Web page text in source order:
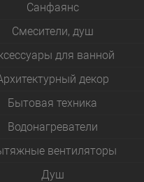
Санфаянс
Смесители, душ
для ванной
декор
Бытовая техника
Водонагреватели
вентиляторы
Душ